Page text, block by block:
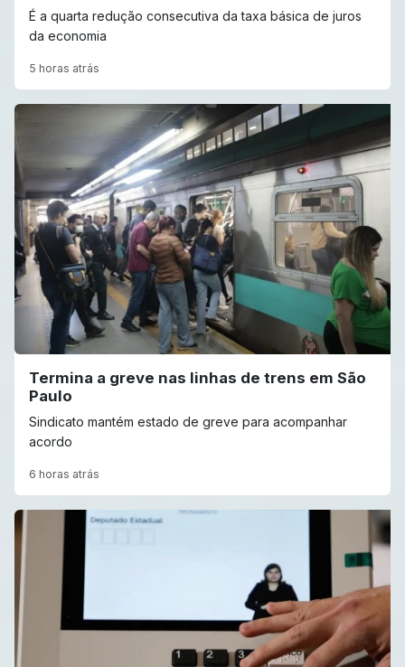
É a quarta redução consecutiva da taxa básica de juros
da economia
5 horas atrás
Termina a greve nas linhas de trens em São
Paulo
Sindicato mantém estado de greve para acompanhar
acordo
6 horas atrás